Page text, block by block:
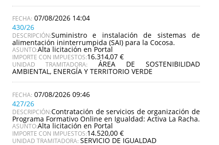
07/08/2026 14:04
430/26
DESCRIPCIÓN:Suministro e instalación de sistemas de
alimentación ininterrumpida (SAI) para la Cocosa.
ASUNTO:Alta licitación en Portal
IMPORTE CON IMPUESTOS:16.314,07 €
UNIDAD TRAMITADORA: ÁREA DE SOSTENIBILIDAD
AMBIENTAL, ENERGÍA Y TERRITORIO VERDE
07/08/2026 09:46
427/26
DESCRIPCIÓN:Contratación de servicios de organización de
Programa Formativo Online en Igualdad: Activa La Racha.
ASUNTO:Alta licitación en Portal
IMPORTE CON IMPUESTOS:14.520,00 €
UNIDAD TRAMITADORA: SERVICIO DE IGUALDAD